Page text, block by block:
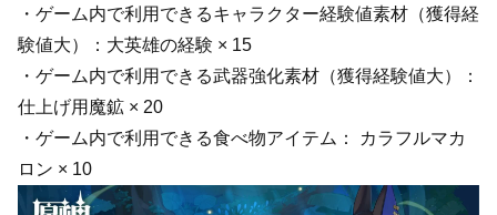
・ゲーム内で利用できるキャラクター経験値素材（獲得経
験値大）：大英雄の経験 × 15
・ゲーム内で利用できる武器強化素材（獲得経験値大）：
仕上げ用魔鉱 × 20
・ゲーム内で利用できる食べ物アイテム： カラフルマカ
ロン × 10